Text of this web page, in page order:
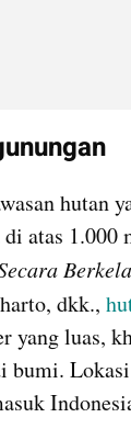
hutan
atas 1.000
dkk.,
luas,
bumi.